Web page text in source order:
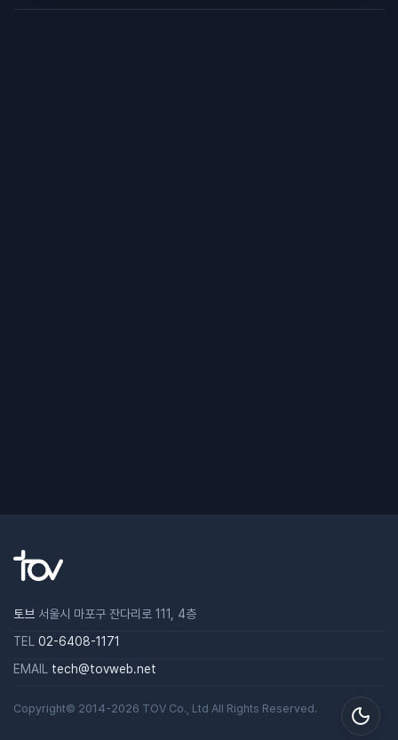
토브 서울시 마포구 잔다리로 111, 4층
TEL 02-6408-1171
EMAIL tech@tovweb.net
Copyright© 2014-2026 TOV Co., Ltd All Rights Reserved.